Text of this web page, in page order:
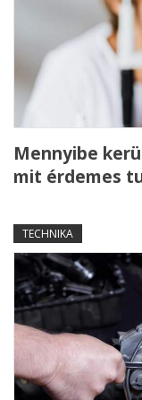
Mennyibe
mit érdemes
TECHNIKA